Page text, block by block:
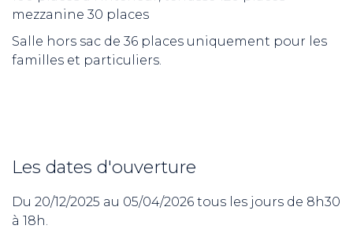
mezzanine 30 places
Salle hors sac de 36 places uniquement pour les
familles et particuliers.
Les dates d'ouverture
Du 20/12/2025 au 05/04/2026 tous les jours de 8h30
à 18h.